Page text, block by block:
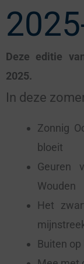
Deze editie
2025.
In deze
Zonnig
bloeit
Geuren
Wouden
Het
Buiten